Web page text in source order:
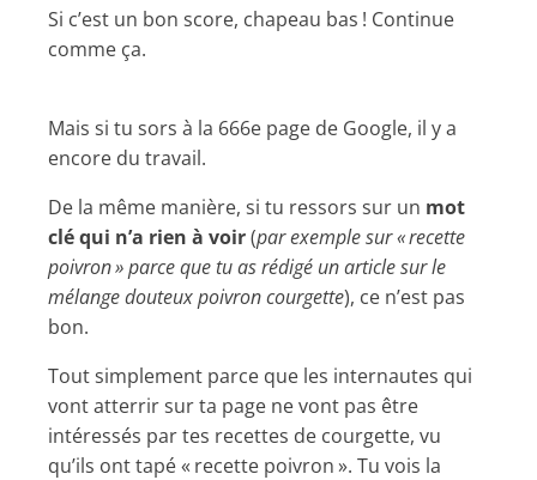
Si c’est un bon score, chapeau bas ! Continue
comme ça.
Mais si tu sors à la 666e page de Google, il y a
encore du travail.
De la même manière, si tu ressors sur un mot
clé qui n’a rien à voir(par exemple sur « recette
poivron » parce que tu as rédigé un article sur le
mélange douteux poivron courgette), ce n’est pas
bon.
Tout simplement parce que les internautes qui
vont atterrir sur ta page ne vont pas être
intéressés par tes recettes de courgette, vu
qu’ils ont tapé « recette poivron ». Tu vois la